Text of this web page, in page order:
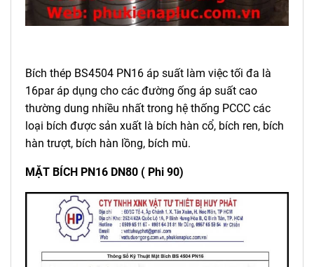
Bích thép BS4504 PN16 áp suất làm việc tối đa là
16par áp dụng cho các đường ống áp suất cao
thường dung nhiều nhất trong hệ thống PCCC các
loại bích được sản xuất là bích hàn cổ, bích ren, bích
hàn trượt, bích hàn lồng, bích mù.
MẶT BÍCH PN16 DN80 ( Phi 90)